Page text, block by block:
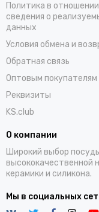
Политика в
сведения о
данных
Условия обмена и
Обратная связь
Оптовым покупателям
Реквизиты
KS.club
О компании
Широкий выбор
высококачественной
керамики и силикона.
Мы в социальных